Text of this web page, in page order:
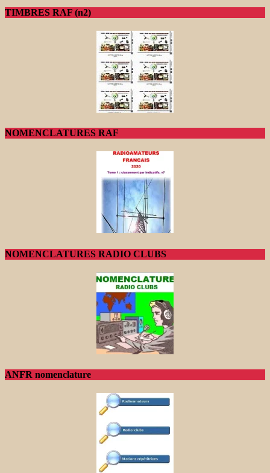
TIMBRES RAF (n2)
NOMENCLATURES RAF
NOMENCLATURES RADIO CLUBS
ANFR nomenclature